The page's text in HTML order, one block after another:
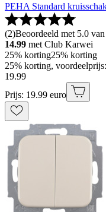
PEHA Standard
(2)Beoordeeld met 5.0
14.99 met Club Karwei
25% korting25% korting
25% korting,
19.99
Prijs: 19.99 euro